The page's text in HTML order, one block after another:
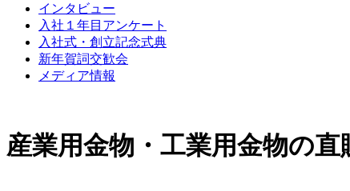
インタビュー
入社１年目アンケート
入社式・創立記念式典
新年賀詞交歓会
メディア情報
産業用金物・工業用金物の